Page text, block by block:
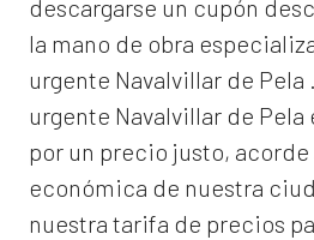
descargarse un cupón
la mano de obra
urgente Navalvillar de Pela
urgente Navalvillar de Pela
por un precio justo, acorde
económica de nuestra
nuestra tarifa de precios